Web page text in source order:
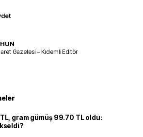
Gazetesi – Kıdemli Editör
gram gümüş 99.70 TL oldu: